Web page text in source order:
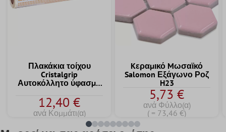
Πλακάκια τοίχου
Cristalgrip
Αυτοκόλλητο ύφασμα
12,40 €
ανά Κομμάτι(α)
Kεραμικό Mωσαϊκό
Salomon Εξάγωνο Ροζ
H23
5,73 €
ανά Φύλλο(α)
( = 73,46 €)